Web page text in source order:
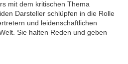
mit dem kritischen Thema
Darsteller schlüpfen in die Rolle
und leidenschaftlichen
Sie halten Reden und geben